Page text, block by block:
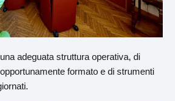
adeguata struttura operativa, di
formato e di strumenti